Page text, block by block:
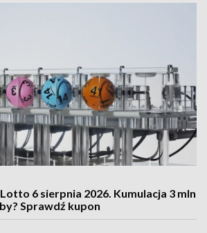
6 sierpnia 2026. Kumulacja 3 mln
Sprawdź kupon